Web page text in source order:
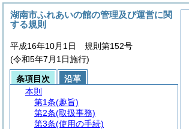
湖南市ふれあいの館の管理及び運営に関
する規則
平成16年10月1日 規則第152号
(令和5年7月1日施行)
条項目次
沿革
本則
第1条(趣旨)
第2条(取扱事務)
第3条(使用の手続)